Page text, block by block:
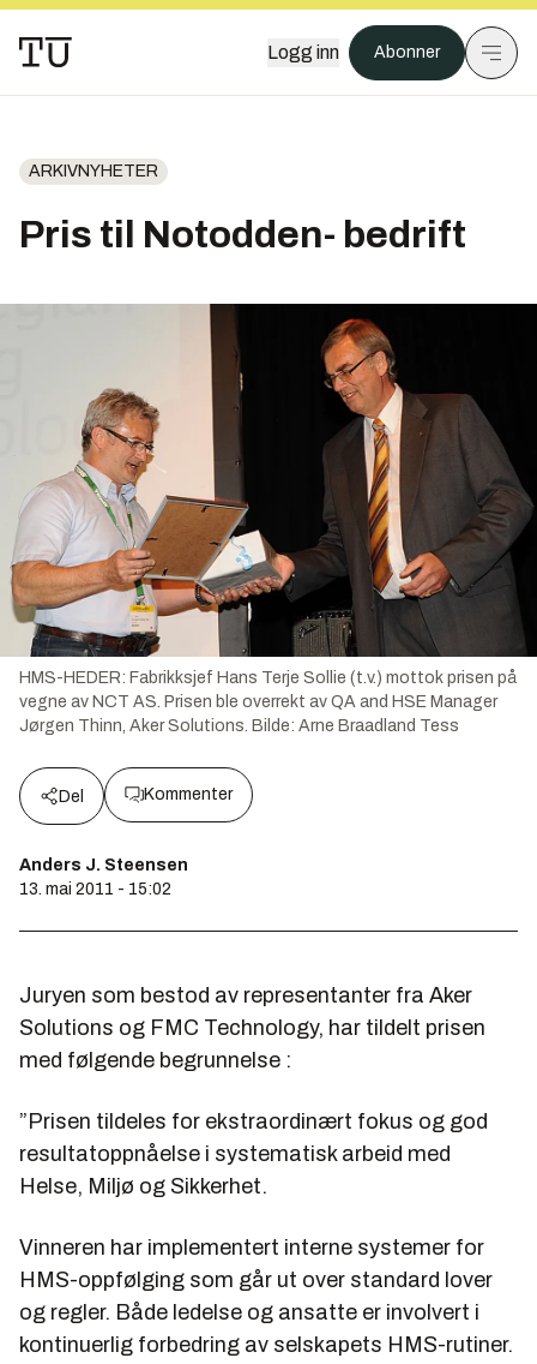
Logg inn Abonner
ARKIVNYHETER
Pris til Notodden- bedrift
HMS-HEDER: Fabrikksjef Hans Terje Sollie (t.v.) mottok prisen på
vegne av NCT AS. Prisen ble overrekt av QA and HSE Manager
Jørgen Thinn, Aker Solutions. Bilde: Arne Braadland Tess
Del Kommenter
Anders J. Steensen
13. mai 2011 - 15:02
Juryen som bestod av representanter fra Aker
Solutions og FMC Technology, har tildelt prisen
med følgende begrunnelse :
”Prisen tildeles for ekstraordinært fokus og god
resultatoppnåelse i systematisk arbeid med
Helse, Miljø og Sikkerhet.
Vinneren har implementert interne systemer for
HMS-oppfølging som går ut over standard lover
og regler. Både ledelse og ansatte er involvert i
kontinuerlig forbedring av selskapets HMS-rutiner.